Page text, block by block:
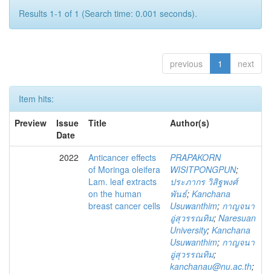
Results 1-1 of 1 (Search time: 0.001 seconds).
previous 1 next
Item hits:
Preview
Issue
Date
Title Author(s)
2022
Anticancer effects
of Moringa oleifera
Lam. leaf extracts
on the human
breast cancer cells
PRAPAKORN
WISITPONGPUN;
ประภากร วิสิฐพงศ์
พันธ์; Kanchana
Usuwanthim; กาญจนา
อู่สุวรรณทิม; Naresuan
University; Kanchana
Usuwanthim; กาญจนา
อู่สุวรรณทิม;
kanchanau@nu.ac.th;